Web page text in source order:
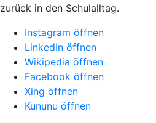
zurück in den Schulalltag.
Instagram öffnen
LinkedIn öffnen
Wikipedia öffnen
Facebook öffnen
Xing öffnen
Kununu öffnen